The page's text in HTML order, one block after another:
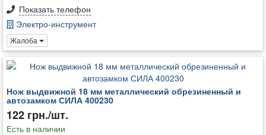
Показать телефон
Электро-инструмент
Жалоба
Нож выдвижной 18 мм металлический обрезиненный и
автозамком СИЛА 400230
122 грн./шт.
Есть в наличии